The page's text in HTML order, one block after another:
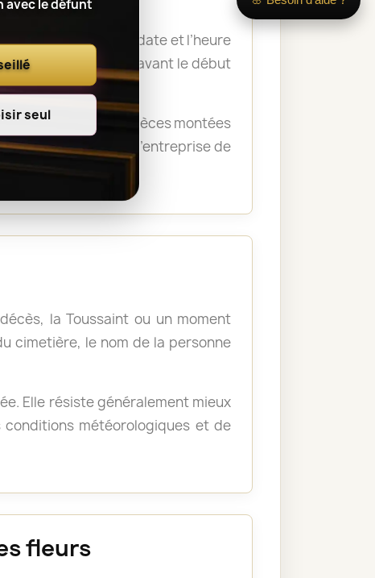
nom du défunt, la date et l’heure
remise des fleurs avant le début
Certaines pièces montées
ou de l’entreprise de
la Toussaint ou un moment
cimetière, le nom de la personne
Elle résiste généralement mieux
conditions météorologiques et de
fleurs
avec le défunt
seul